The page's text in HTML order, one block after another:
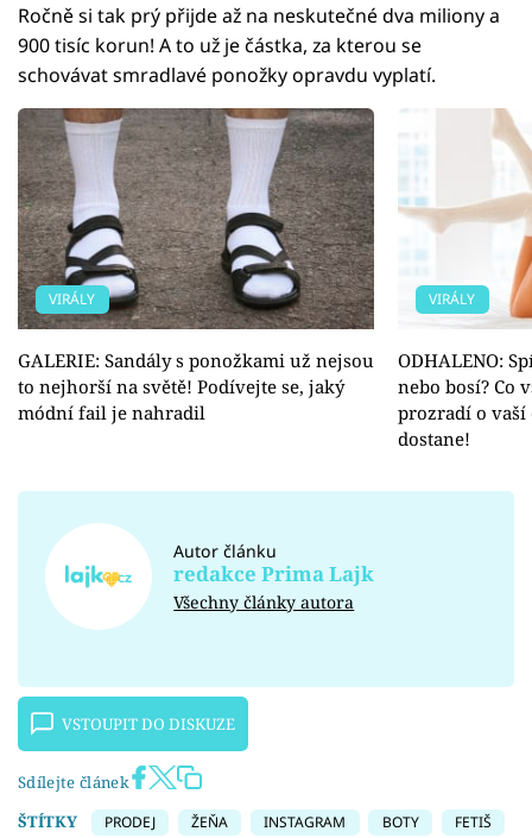
Ročně si tak prý přijde až na neskutečné dva miliony a
900 tisíc korun! A to už je částka, za kterou se
schovávat smradlavé ponožky opravdu vyplatí.
VIRÁLY
GALERIE: Sandály s ponožkami už nejsou
to nejhorší na světě! Podívejte se, jaký
módní fail je nahradil
VIRÁLY
ODHALENO:
nebo bosí? Co
prozradí o vaší
dostane!
Autor článku
redakce Prima Lajk
Všechny články autora
VSTOUPIT DO DISKUZE
Sdílejte článek
ŠTÍTKY
PRODEJ ŽEŇA INSTAGRAM BOTY FETIŠ